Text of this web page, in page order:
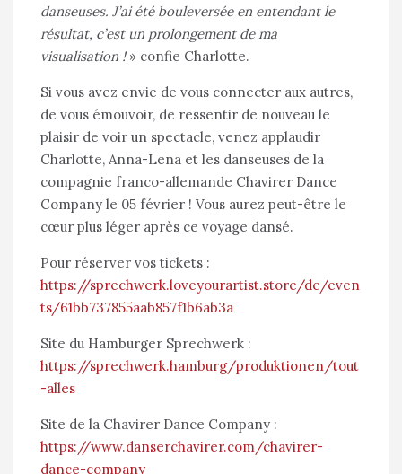
danseuses. J’ai été bouleversée en entendant le
résultat, c’est un prolongement de ma
visualisation !» confie Charlotte.
Si vous avez envie de vous connecter aux autres,
de vous émouvoir, de ressentir de nouveau le
plaisir de voir un spectacle, venez applaudir
Charlotte, Anna-Lena et les danseuses de la
compagnie franco-allemande Chavirer Dance
Company le 05 février ! Vous aurez peut-être le
cœur plus léger après ce voyage dansé.
Pour réserver vos tickets :
https://sprechwerk.loveyourartist.store/de/even
ts/61bb737855aab857f1b6ab3a
Site du Hamburger Sprechwerk :
https://sprechwerk.hamburg/produktionen/tout
-alles
Site de la Chavirer Dance Company :
https://www.danserchavirer.com/chavirer-
dance-company